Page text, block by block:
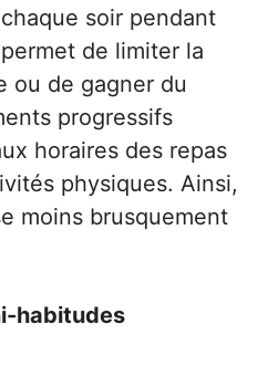
soir pendant
de limiter la
ou de gagner du
progressifs
horaires des repas
physiques. Ainsi,
moins brusquement
habitudes